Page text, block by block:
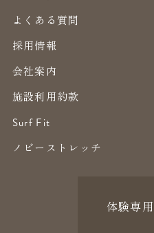
よくある質問
採用情報
会社案内
施設利用約款
Surf Fit
ノビーストレッチ
体験専